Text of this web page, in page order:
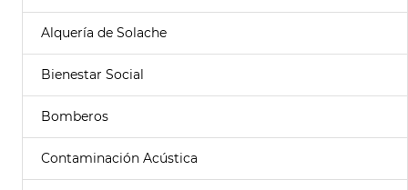
Alquería de Solache
Bienestar Social
Bomberos
Contaminación Acústica